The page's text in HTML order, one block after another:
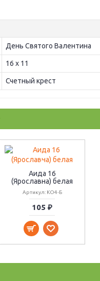
День Святого Валентина
16 х 11
Счетный крест
Аида 16
(Ярославна) белая
Артикул: КО4-Б
105 ₽